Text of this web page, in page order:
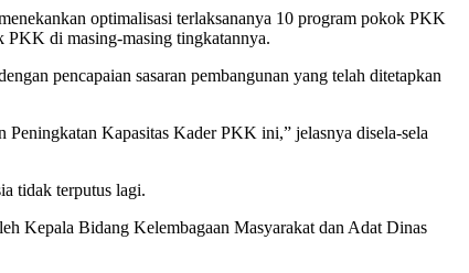
optimalisasi terlaksananya 10 program pokok PKK
PKK di masing-masing tingkatannya.
pencapaian sasaran pembangunan yang telah ditetapkan
Kapasitas Kader PKK ini,” jelasnya disela-sela
tidak terputus lagi.
Kepala Bidang Kelembagaan Masyarakat dan Adat Dinas